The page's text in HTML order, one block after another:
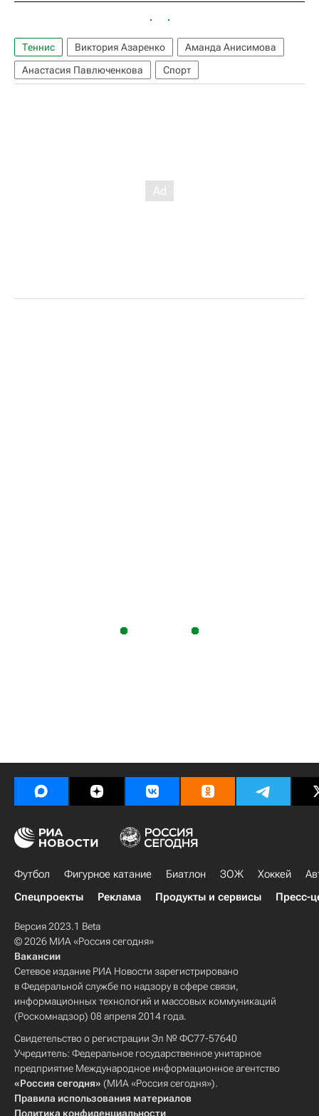
Теннис Виктория Азаренко
Аманда Анисимова
Анастасия Павлюченкова
Спорт
Футбол Фигурное катание Биатлон ЗОЖ Хоккей
Спецпроекты
Реклама Продукты и сервисы Пресс-
Версия 2023.1 Beta
© 2026 МИА «Россия сегодня»
Вакансии
Сетевое издание РИА Новости зарегистрировано
в Федеральной службе по надзору в сфере связи,
информационных технологий и массовых коммуникаций
(Роскомнадзор) 08 апреля 2014 года.
Свидетельство о регистрации Эл № ФС77-57640
Учредитель: Федеральное государственное унитарное
предприятие Международное информационное агентство
«Россия сегодня» (МИА «Россия сегодня»).
Правила использования материалов
Политика конфиденциальности